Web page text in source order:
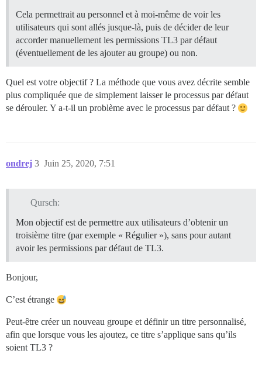
Cela permettrait au personnel et à moi-même de voir les
utilisateurs qui sont allés jusque-là, puis de décider de leur
accorder manuellement les permissions TL3 par défaut
(éventuellement de les ajouter au groupe) ou non.
Quel est votre objectif ? La méthode que vous avez décrite semble
plus compliquée que de simplement laisser le processus par défaut
se dérouler. Y a-t-il un problème avec le processus par défaut ?
ondrej Juin 25, 2020, 7:51
3
Qursch:
Mon objectif est de permettre aux utilisateurs d’obtenir un
troisième titre (par exemple « Régulier »), sans pour autant
avoir les permissions par défaut de TL3.
Bonjour,
C’est étrange
Peut-être créer un nouveau groupe et définir un titre personnalisé,
afin que lorsque vous les ajoutez, ce titre s’applique sans qu’ils
soient TL3 ?